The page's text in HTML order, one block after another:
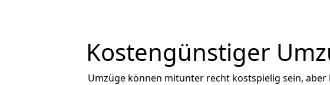
Kostengünstiger
Umzüge können mitunter recht kostspielig sein,